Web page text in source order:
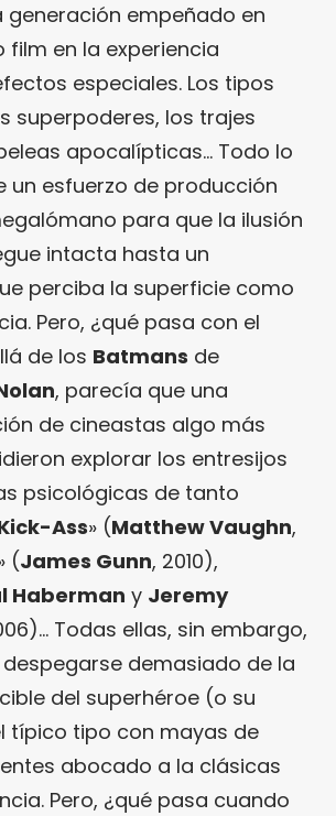
generación empeñado en
en la experiencia
especiales. Los tipos
superpoderes, los trajes
apocalípticas… Todo lo
un esfuerzo de producción
para que la ilusión
intacta hasta un
perciba la superficie como
Pero, ¿qué pasa con el
de los Batmans de
, parecía que una
de cineastas algo más
explorar los entresijos
psicológicas de tanto
Ass» (Matthew Vaughn,
(James Gunn, 2010),
Haberman y Jeremy
Todas ellas, sin embargo,
demasiado de la
del superhéroe (o su
típico tipo con mayas de
abocado a la clásicas
Pero, ¿qué pasa cuando